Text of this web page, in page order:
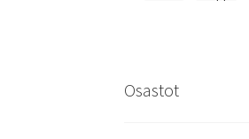
Osastot